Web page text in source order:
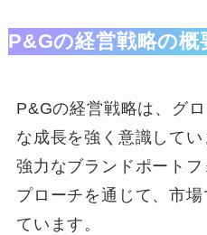
P&Gの経営戦略の概
P&Gの経営戦略は、グ
な成長を強く意識してい
強力なブランドポート
プローチを通じて、市
ています。